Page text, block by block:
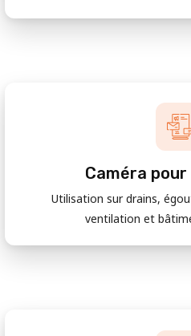
Caméra
Utilisation sur drains,
ventilation et